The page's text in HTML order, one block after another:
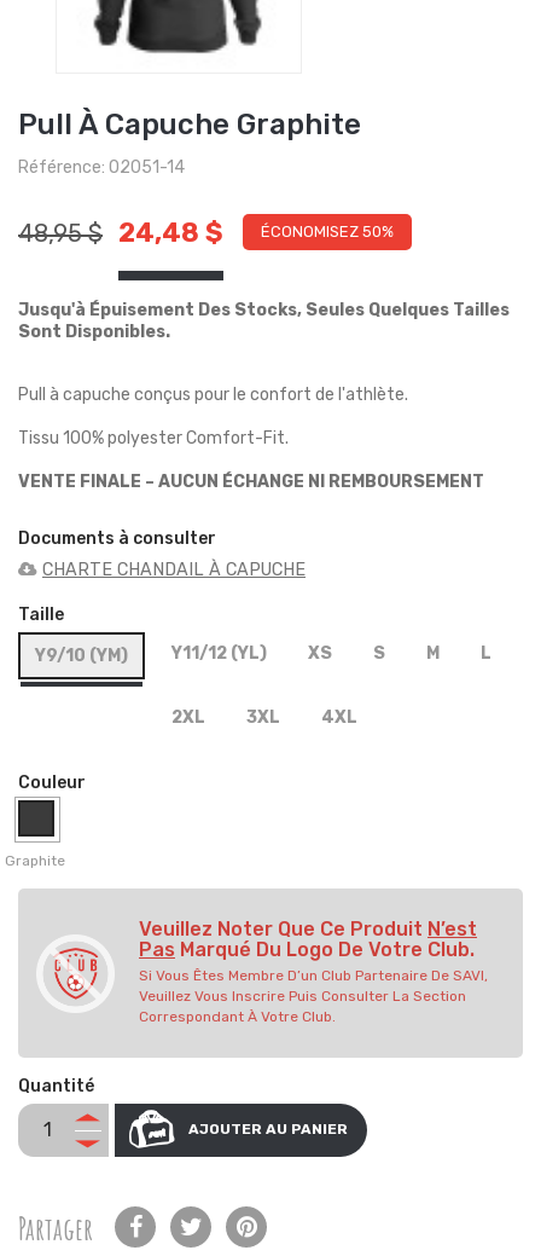
Pull À Capuche Graphite
Référence: O2051-14
48,95 $ 24,48 $ ÉCONOMISEZ 50%
Jusqu'à Épuisement Des Stocks, Seules Quelques Tailles
Sont Disponibles.
Pull à capuche conçus pour le confort de l'athlète.
Tissu 100% polyester Comfort-Fit.
VENTE FINALE – AUCUN ÉCHANGE NI REMBOURSEMENT
Documents à consulter
CHARTE CHANDAIL À CAPUCHE
Taille
Y9/10 (YM)
Y11/12 (YL) XS S M L
2XL 3XL 4XL
Couleur
Graphite
Veuillez Noter Que Ce Produit N’est
Pas Marqué Du Logo De Votre Club.
Si Vous Êtes Membre D’un Club Partenaire De SAVI,
Veuillez Vous Inscrire Puis Consulter La Section
Correspondant À Votre Club.
Quantité
AJOUTER AU PANIER
Partager